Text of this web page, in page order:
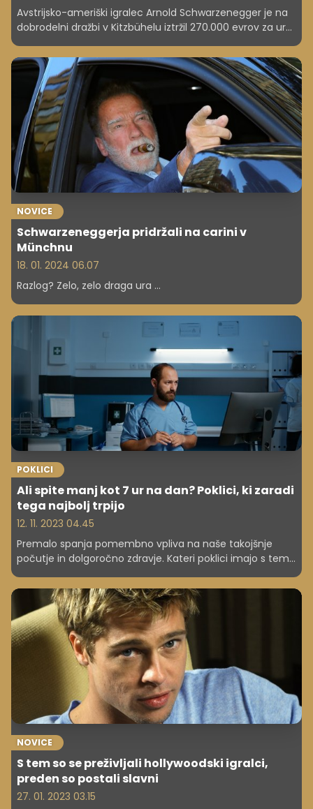
Avstrijsko-ameriški igralec Arnold Schwarzenegger je na
dobrodelni dražbi v Kitzbühelu iztržil 270.000 evrov za uro
prej začasno pridržan na letališču v Münchnu, ker ob
prihodu na ozemlje EU ni prijavil luksuznega blaga. Znesek
naj bi namenil za boj proti podnebnim spremembam.
NOVICE
Schwarzeneggerja pridržali na carini v
Münchnu
18. 01. 2024 06.07
Razlog? Zelo, zelo draga ura ...
POKLICI
Ali spite manj kot 7 ur na dan? Poklici, ki zaradi
tega najbolj trpijo
12. 11. 2023 04.45
Premalo spanja pomembno vpliva na naše takojšnje
počutje in dolgoročno zdravje. Kateri poklici imajo s tem
največ težav?
NOVICE
S tem so se preživljali hollywoodski igralci,
preden so postali slavni
27. 01. 2023 03.15